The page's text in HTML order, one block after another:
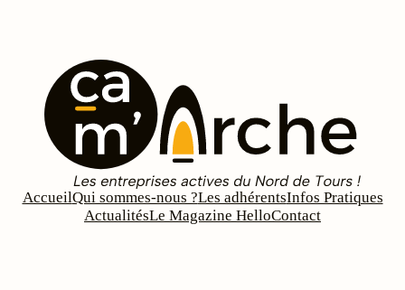
AccueilQui sommes-nous ?Les adhérentsInfos Pratiques
ActualitésLe Magazine HelloContact